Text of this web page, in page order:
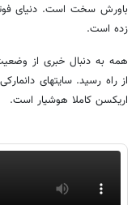
باورش سخت است. دنیای
زده است.
همه به دنبال خبری از
از راه رسید. سایتهای
اریکسن کاملا هوشیار است.